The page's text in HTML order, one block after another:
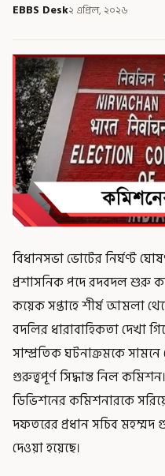
EBBS Desk২ এপ্রিল, ২০২৬
বিধানসভা ভোটের নির্ঘণ্ট
প্রশাসনিক পদে রদবদল শুরু
কয়েক সপ্তাহে শীর্ষ আমলা
বদলির ধারাবাহিকতা দেখা
সাম্প্রতিক ঘটনাক্রমকে
গুরুত্বপূর্ণ সিদ্ধান্ত নিল
ডিভিশনের কমিশনারকে
দফতরের প্রধান সচিব
দেওয়া হয়েছে।